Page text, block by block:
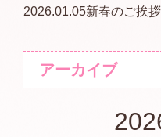
2026.01.05新春のご挨拶
アーカイブ